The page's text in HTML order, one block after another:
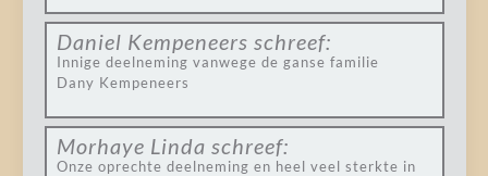
Daniel Kempeneers schreef:
Innige deelneming vanwege de ganse familie
Dany Kempeneers
Morhaye Linda schreef:
Onze oprechte deelneming en heel veel sterkte in